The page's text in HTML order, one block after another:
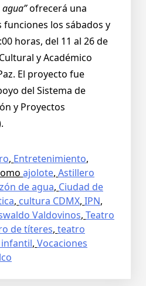
ofrecerá una
los sábados y
horas, del 11 al 26 de
y Académico
El proyecto fue
del Sistema de
y Proyectos
, Entretenimiento,
ajolote, Astillero
de agua, Ciudad de
, cultura CDMX, IPN,
Valdovinos, Teatro
de títeres, teatro
, Vocaciones